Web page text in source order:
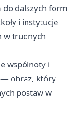
do dalszych form
i instytucje
w trudnych
wspólnoty i
— obraz, który
postaw w